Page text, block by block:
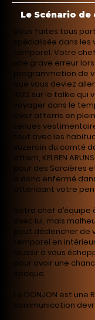
Le Scénario de
Vous faites tous
spécialisée dans
temporel. Votre
une grave erreur
programmation de
que vous deviez
1022 sur le talkie
voyager dans le
avez atterris en
tenues
tout avec les
suzerain du comté
atterri, KELBEN
pour des Sorcières
a donc enfermé
attendant votre
Votre chef
avec lui, mais
peut déclencher
temporel en
réussir à vous
pour avoir une
époque.
Le DONJON est une
communication